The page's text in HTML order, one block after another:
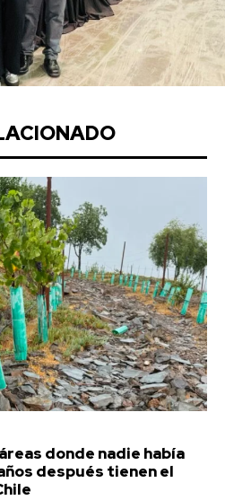
donde nadie había
después tienen el